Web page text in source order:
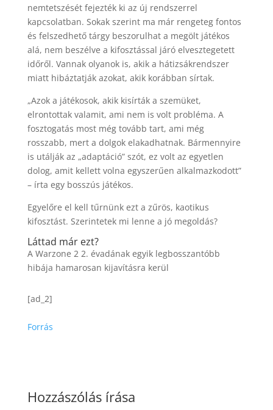
nemtetszését fejezték ki az új rendszerrel
kapcsolatban. Sokak szerint ma már rengeteg fontos
és felszedhető tárgy beszorulhat a megölt játékos
alá, nem beszélve a kifosztással járó elvesztegetett
időről. Vannak olyanok is, akik a hátizsákrendszer
miatt hibáztatják azokat, akik korábban sírtak.
„Azok a játékosok, akik kisírták a szemüket,
elrontottak valamit, ami nem is volt probléma. A
fosztogatás most még tovább tart, ami még
rosszabb, mert a dolgok elakadhatnak. Bármennyire
is utálják az „adaptáció” szót, ez volt az egyetlen
dolog, amit kellett volna egyszerűen alkalmazkodott”
– írta egy bosszús játékos.
Egyelőre el kell tűrnünk ezt a zűrös, kaotikus
kifosztást. Szerintetek mi lenne a jó megoldás?
Láttad már ezt?
A Warzone 2 2. évadának egyik legbosszantóbb
hibája hamarosan kijavításra kerül
[ad_2]
Forrás
Hozzászólás írása